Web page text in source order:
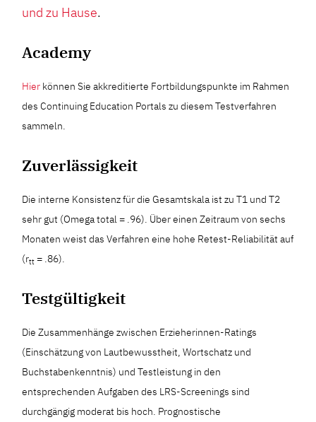
und zu Hause.
Academy
Hier können Sie akkreditierte Fortbildungspunkte im Rahmen
des Continuing Education Portals zu diesem Testverfahren
sammeln.
Zuverlässigkeit
Die interne Konsistenz für die Gesamtskala ist zu T1 und T2
sehr gut (Omega total = .96). Über einen Zeitraum von sechs
Monaten weist das Verfahren eine hohe Retest-Reliabilität auf
(rtt = .86).
Testgültigkeit
Die Zusammenhänge zwischen Erzieherinnen-Ratings
(Einschätzung von Lautbewusstheit, Wortschatz und
Buchstabenkenntnis) und Testleistung in den
entsprechenden Aufgaben des LRS-Screenings sind
durchgängig moderat bis hoch. Prognostische